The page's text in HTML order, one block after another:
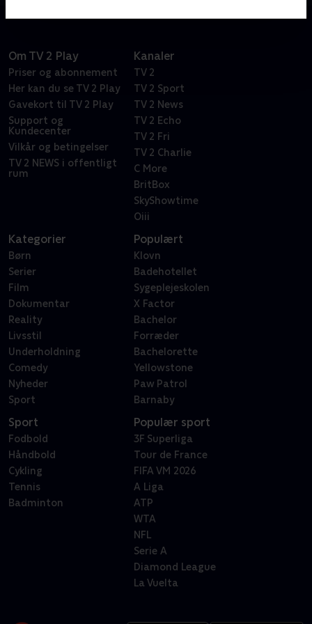
Om TV 2 Play
Priser og abonnement
Her kan du se TV 2 Play
Gavekort til TV 2 Play
Support og
Kundecenter
Vilkår og betingelser
TV 2 NEWS i offentligt
rum
Kanaler
TV 2
TV 2 Sport
TV 2 News
TV 2 Echo
TV 2 Fri
TV 2 Charlie
C More
BritBox
SkyShowtime
Oiii
Kategorier
Børn
Serier
Film
Dokumentar
Reality
Livsstil
Underholdning
Comedy
Nyheder
Sport
Populært
Klovn
Badehotellet
Sygeplejeskolen
X Factor
Bachelor
Forræder
Bachelorette
Yellowstone
Paw Patrol
Barnaby
Sport
Fodbold
Håndbold
Cykling
Tennis
Badminton
Populær sport
3F Superliga
Tour de France
FIFA VM 2026
A Liga
ATP
WTA
NFL
Serie A
Diamond League
La Vuelta